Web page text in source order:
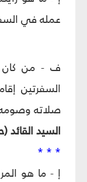
عمله في
ف - من كان
السفرتين
صلاته
السيد القائد
* * *
إ - ما هو